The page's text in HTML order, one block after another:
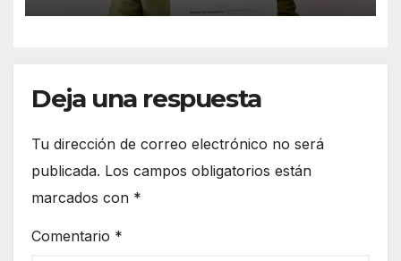
carrera en Sonora
Deja una respuesta
Tu dirección de correo electrónico no será
publicada. Los campos obligatorios están
marcados con *
Comentario *